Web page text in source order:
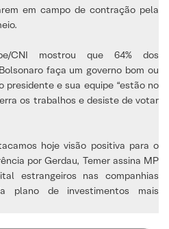
em campo de contração pela
CNI mostrou que 64% dos
faça um governo bom ou
presidente e sua equipe “estão no
os trabalhos e desiste de votar
hoje visão positiva para o
por Gerdau, Temer assina MP
estrangeiros nas companhias
plano de investimentos mais